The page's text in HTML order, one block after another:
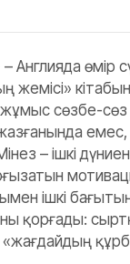
Англияда өмір
жемісі»
сөзбе-
жазғанында
– ішкі
ішкі
қорғады: